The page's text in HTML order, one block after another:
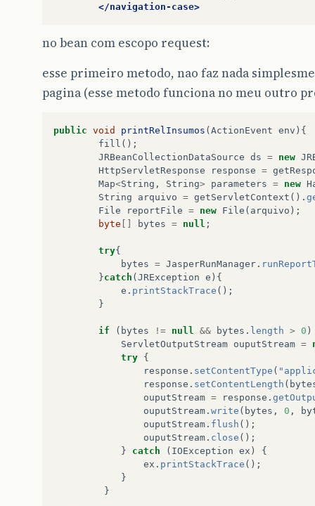
</navigation-case>
no bean com escopo request:
esse primeiro metodo, nao faz nada
pagina (esse metodo funciona no meu outro
public void printRelInsumos ( ActionEvent env ){
fill ();
JRBeanCollectionDataSource ds = new
HttpServletResponse
response =
Map<String , String> parameters = new
String
arquivo = getServletContext ().
File
reportFile = new File ( arquivo );
byte
bytes = null ;
try{
bytes = JasperRunManager .
}catch ( JRException e ){
e . printStackTrace ();
}
if ( bytes != null && bytes . length > 0 )
ServletOutputStream ouputStream =
try {
response . setContentType (
response . setContentLength (
ouputStream = response .
ouputStream . write ( bytes , 0 ,
ouputStream . flush ();
ouputStream . close ();
}
catch ( IOException ex )
{
ex . printStackTrace ();
}
}